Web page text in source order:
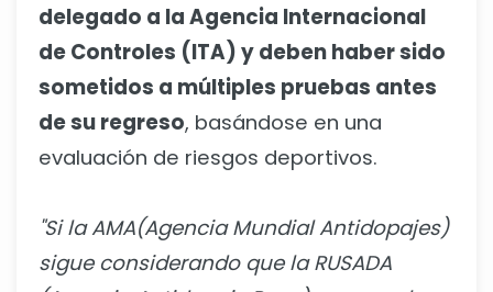
delegado a la Agencia Internacional
de Controles (ITA) y deben haber sido
sometidos a múltiples pruebas antes
de su regreso, basándose en una
evaluación de riesgos deportivos.
"Si la AMA(Agencia Mundial Antidopajes)
sigue considerando que la RUSADA